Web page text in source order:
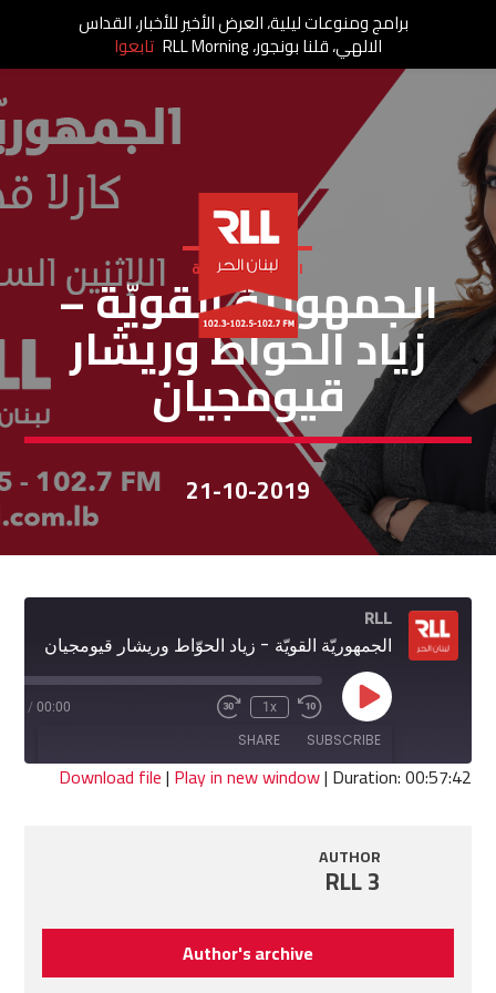
الجمهورية القوية
الجمهوريّة القويّة –
زياد الحوّاط وريشار
قيومجيان
21-10-2019
RLL
الجمهوريّة القويّة - زياد الحوّاط وريشار قيومجيان
Play
Episode
Rewind
10
Seconds
1x
Fast
seconds
00:00
/
SUBSCRIBE
SHARE
Download file| Play in new window| Duration: 00:57:42
AUTHOR
RLL 3
Author's archive
برامج ومنوعات ليلية، العرض الأخير للأخبار، القداس
الالهي، قلنا بونجور، RLL Morning تابعوا